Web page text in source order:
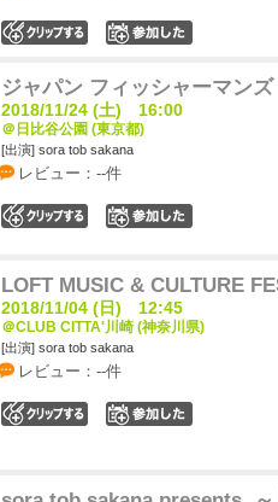
ジャパン フィッシャーマン
2018/11/24 (土) 16:00
＠日比谷公園 (東京都)
[出演] sora tob sakana
レビュー：--件
LOFT MUSIC & CULTURE
2018/11/04 (日) 12:45
＠CLUB CITTA'川崎 (神奈川県)
[出演] sora tob sakana
レビュー：--件